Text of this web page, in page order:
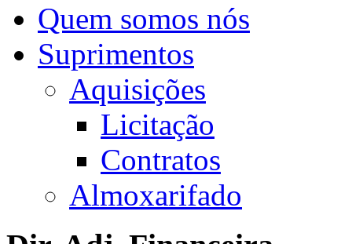
Quem somos nós
Suprimentos
Aquisições
Licitação
Contratos
Almoxarifado